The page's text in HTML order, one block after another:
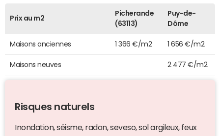
Prix au m2
Picherande
(63113)
Puy-de-
Dôme
Maisons anciennes 1 366 €/m2 1 656 €/m2
Maisons neuves 2 477 €/m2
Risques naturels
Inondation, séisme, radon, seveso, sol argileux, feux